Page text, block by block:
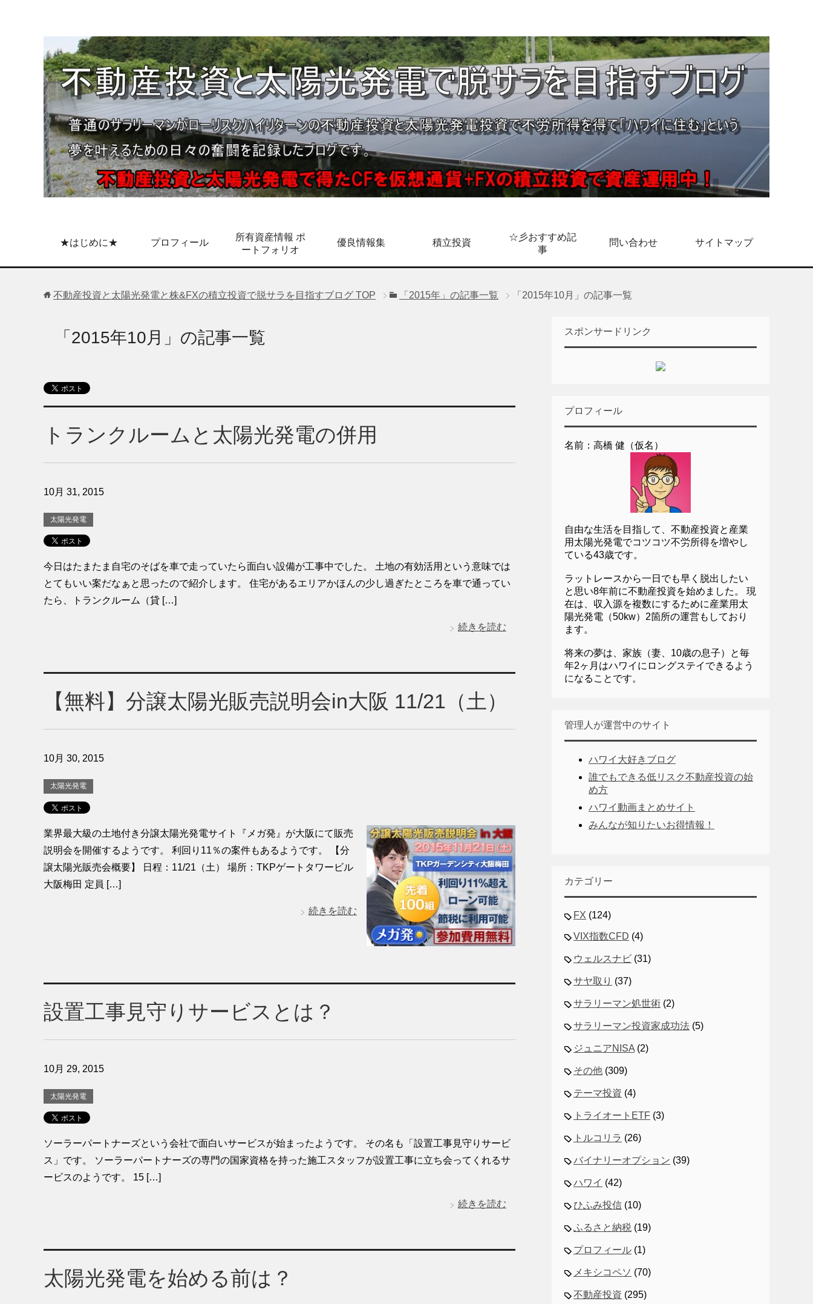
★はじめに★ プロフィール
所有資産情報 ポ
ートフォリオ
優良情報集 積立投資
☆彡おすすめ記
事
問い合わせ サイトマップ
不動産投資と太陽光発電と株&FXの積立投資で脱サラを目指すブログ TOP 「2015年」の記事一覧 「2015年10月」の記事一覧
「2015年10月」の記事一覧
トランクルームと太陽光発電の併用
10月 31, 2015
太陽光発電
今日はたまたま自宅のそばを車で走っていたら面白い設備が工事中でした。 土地の有効活用という意味では
とてもいい案だなぁと思ったので紹介します。 住宅があるエリアかほんの少し過ぎたところを車で通ってい
たら、トランクルーム（貸 […]
続きを読む
【無料】分譲太陽光販売説明会in大阪 11/21（土）
10月 30, 2015
太陽光発電
業界最大級の土地付き分譲太陽光発電サイト『メガ発』が大阪にて販売
説明会を開催するようです。 利回り11％の案件もあるようです。 【分
譲太陽光販売会概要】 日程：11/21（土） 場所：TKPゲートタワービル
大阪梅田 定員 […]
続きを読む
設置工事見守りサービスとは？
10月 29, 2015
太陽光発電
ソーラーパートナーズという会社で面白いサービスが始まったようです。 その名も「設置工事見守りサービ
ス」です。 ソーラーパートナーズの専門の国家資格を持った施工スタッフが設置工事に立ち会ってくれるサ
ービスのようです。 15 […]
続きを読む
太陽光発電を始める前は？
スポンサードリンク
プロフィール
名前：高橋 健（仮名）
自由な生活を目指して、不動産投資と産業
用太陽光発電でコツコツ不労所得を増やし
ている43歳です。
ラットレースから一日でも早く脱出したい
と思い8年前に不動産投資を始めました。 現
在は、収入源を複数にするために産業用太
陽光発電（50kw）2箇所の運営もしており
ます。
将来の夢は、家族（妻、10歳の息子）と毎
年2ヶ月はハワイにロングステイできるよう
になることです。
管理人が運営中のサイト
ハワイ大好きブログ
誰でもできる低リスク不動産投資の始
め方
ハワイ動画まとめサイト
みんなが知りたいお得情報！
カテゴリー
FX (124)
VIX指数CFD (4)
ウェルスナビ (31)
サヤ取り (37)
サラリーマン処世術 (2)
サラリーマン投資家成功法 (5)
ジュニアNISA (2)
その他 (309)
テーマ投資 (4)
トライオートETF (3)
トルコリラ (26)
バイナリーオプション (39)
ハワイ (42)
ひふみ投信 (10)
ふるさと納税 (19)
プロフィール (1)
メキシコペソ (70)
不動産投資 (295)